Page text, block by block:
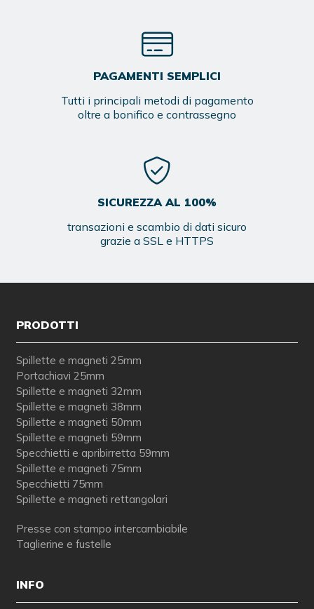
PAGAMENTI SEMPLICI
Tutti i principali metodi di pagamento
oltre a bonifico e contrassegno
SICUREZZA AL 100%
transazioni e scambio di dati sicuro
grazie a SSL e HTTPS
PRODOTTI
Spillette e magneti 25mm
Portachiavi 25mm
Spillette e magneti 32mm
Spillette e magneti 38mm
Spillette e magneti 50mm
Spillette e magneti 59mm
Specchietti e apribirretta 59mm
Spillette e magneti 75mm
Specchietti 75mm
Spillette e magneti rettangolari
Presse con stampo intercambiabile
Taglierine e fustelle
INFO